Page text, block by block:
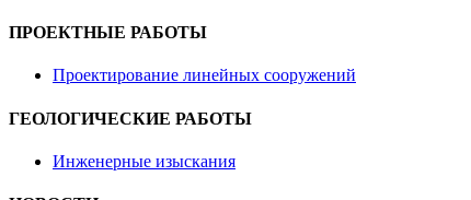
ПРОЕКТНЫЕ РАБОТЫ
Проектирование линейных сооружений
ГЕОЛОГИЧЕСКИЕ РАБОТЫ
Инженерные изыскания